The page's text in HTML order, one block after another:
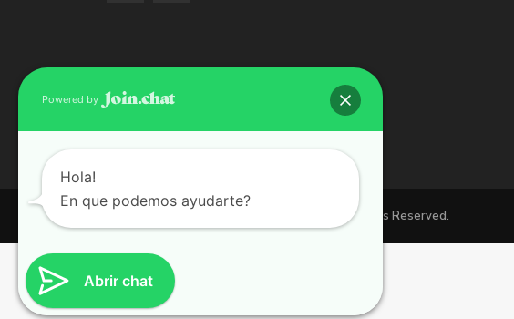
Copyright 2026 | Grupo 90 inmobiliarias. All Rights Reserved.
Abrir chat
Powered by
Hola!
En que podemos ayudarte?